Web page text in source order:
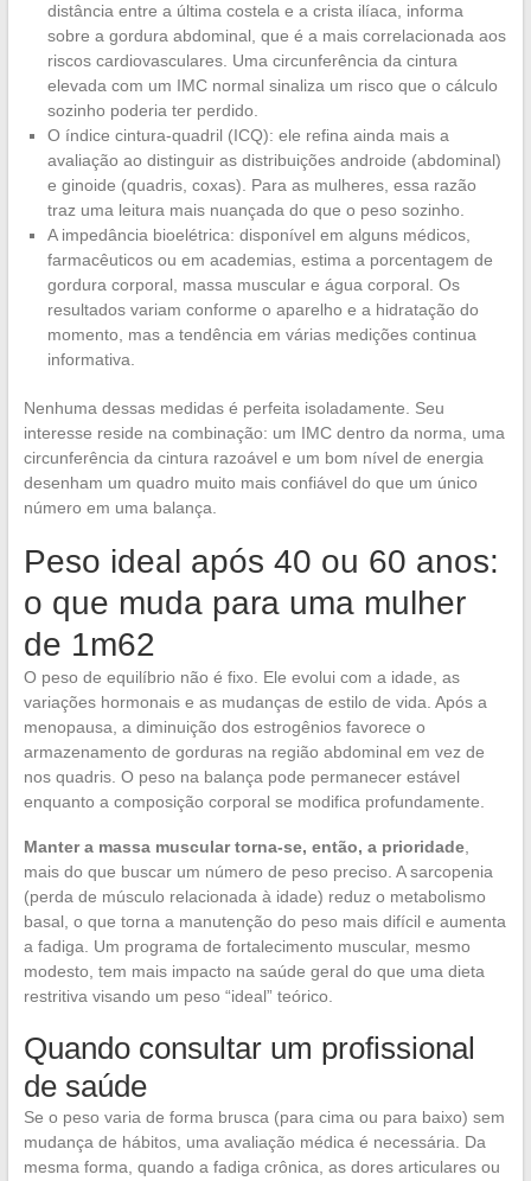
distância entre a última costela e a crista ilíaca, informa
sobre a gordura abdominal, que é a mais correlacionada aos
riscos cardiovasculares. Uma circunferência da cintura
elevada com um IMC normal sinaliza um risco que o cálculo
sozinho poderia ter perdido.
O índice cintura-quadril (ICQ): ele refina ainda mais a
avaliação ao distinguir as distribuições androide (abdominal)
e ginoide (quadris, coxas). Para as mulheres, essa razão
traz uma leitura mais nuançada do que o peso sozinho.
A impedância bioelétrica: disponível em alguns médicos,
farmacêuticos ou em academias, estima a porcentagem de
gordura corporal, massa muscular e água corporal. Os
resultados variam conforme o aparelho e a hidratação do
momento, mas a tendência em várias medições continua
informativa.
Nenhuma dessas medidas é perfeita isoladamente. Seu
interesse reside na combinação: um IMC dentro da norma, uma
circunferência da cintura razoável e um bom nível de energia
desenham um quadro muito mais confiável do que um único
número em uma balança.
Peso ideal após 40 ou 60 anos:
o que muda para uma mulher
de 1m62
O peso de equilíbrio não é fixo. Ele evolui com a idade, as
variações hormonais e as mudanças de estilo de vida. Após a
menopausa, a diminuição dos estrogênios favorece o
armazenamento de gorduras na região abdominal em vez de
nos quadris. O peso na balança pode permanecer estável
enquanto a composição corporal se modifica profundamente.
Manter a massa muscular torna-se, então, a prioridade,
mais do que buscar um número de peso preciso. A sarcopenia
(perda de músculo relacionada à idade) reduz o metabolismo
basal, o que torna a manutenção do peso mais difícil e aumenta
a fadiga. Um programa de fortalecimento muscular, mesmo
modesto, tem mais impacto na saúde geral do que uma dieta
restritiva visando um peso “ideal” teórico.
Quando consultar um profissional
de saúde
Se o peso varia de forma brusca (para cima ou para baixo) sem
mudança de hábitos, uma avaliação médica é necessária. Da
mesma forma, quando a fadiga crônica, as dores articulares ou